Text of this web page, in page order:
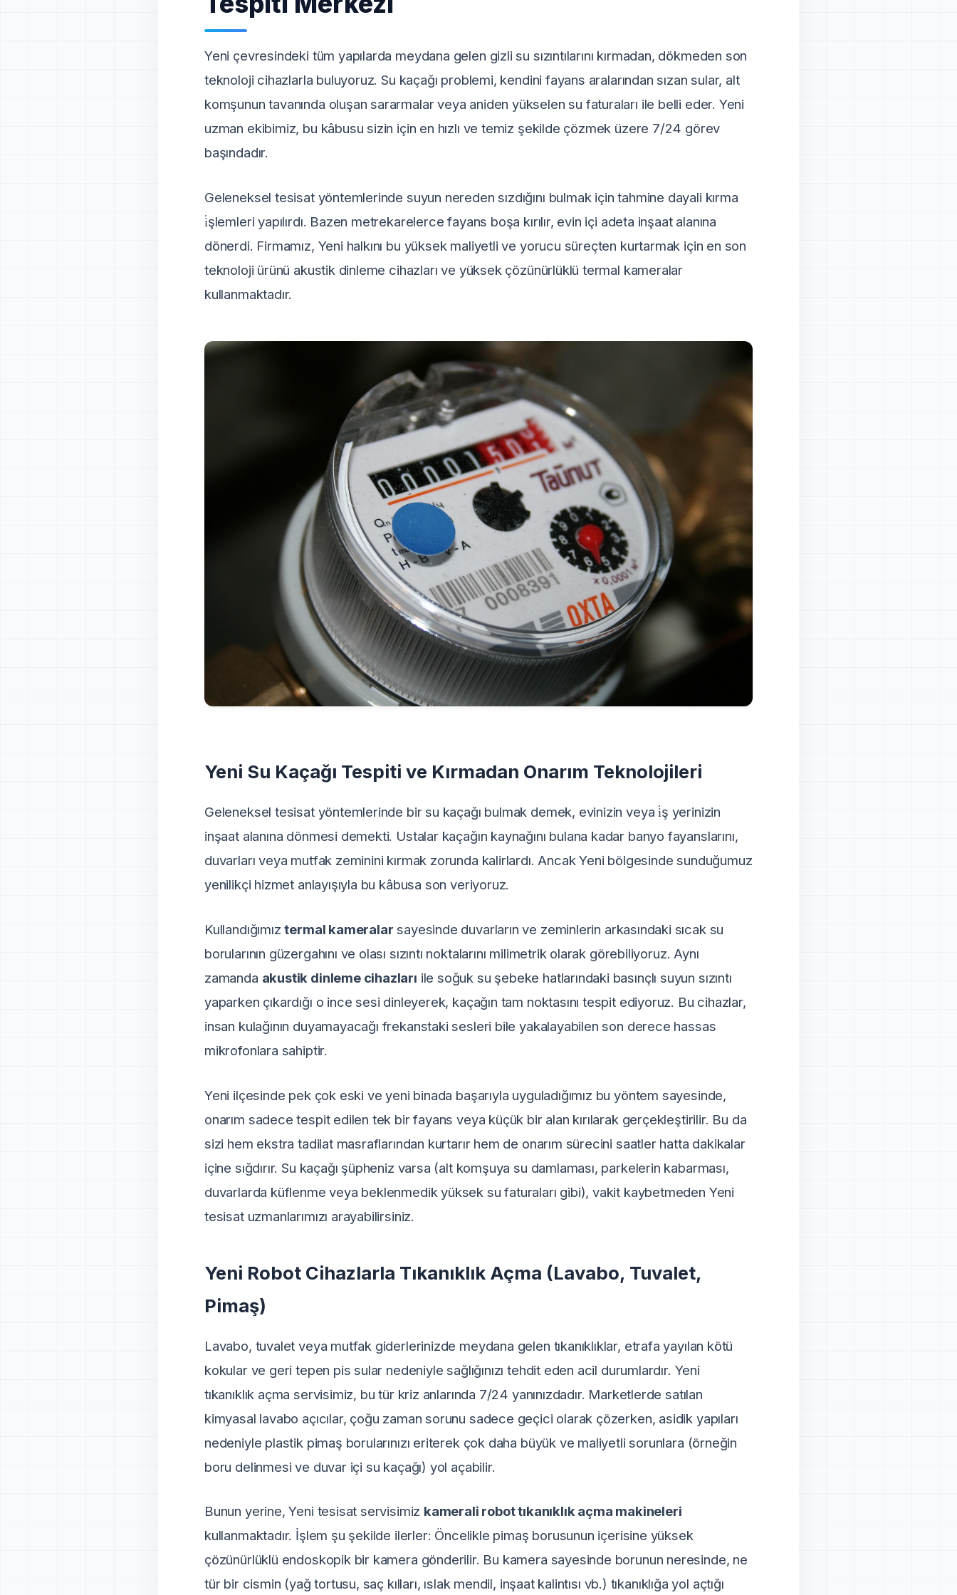
Yeni çevresindeki tüm yapılarda meydana gelen gizli su sızıntılarını kırmadan, dökmeden son
teknoloji cihazlarla buluyoruz. Su kaçağı problemi, kendini fayans aralarından sızan sular, alt
komşunun tavanında oluşan sararmalar veya aniden yükselen su faturaları ile belli eder. Yeni
uzman ekibimiz, bu kâbusu sizin için en hızlı ve temiz şekilde çözmek üzere 7/24 görev
başındadır.
Geleneksel tesisat yöntemlerinde suyun nereden sızdığını bulmak için tahmine dayali kırma
i̇şlemleri yapılırdı. Bazen metrekarelerce fayans boşa kırılır, evin içi adeta inşaat alanına
dönerdi. Firmamız, Yeni halkını bu yüksek maliyetli ve yorucu süreçten kurtarmak için en son
teknoloji ürünü akustik dinleme cihazları ve yüksek çözünürlüklü termal kameralar
kullanmaktadır.
Yeni Su Kaçağı Tespiti ve Kırmadan Onarım Teknolojileri
Geleneksel tesisat yöntemlerinde bir su kaçağı bulmak demek, evinizin veya i̇ş yerinizin
inşaat alanına dönmesi demekti. Ustalar kaçağın kaynağını bulana kadar banyo fayanslarını,
duvarları veya mutfak zeminini kırmak zorunda kalirlardı. Ancak Yeni bölgesinde sunduğumuz
yenilikçi hizmet anlayışıyla bu kâbusa son veriyoruz.
Kullandığımıztermal kameralar sayesinde duvarların ve zeminlerin arkasındaki sıcak su
borularının güzergahını ve olası sızıntı noktalarını milimetrik olarak görebiliyoruz. Aynı
zamanda akustik dinleme cihazları ile soğuk su şebeke hatlarındaki basınçlı suyun sızıntı
yaparken çıkardığı o ince sesi dinleyerek, kaçağın tam noktasını tespit ediyoruz. Bu cihazlar,
insan kulağının duyamayacağı frekanstaki sesleri bile yakalayabilen son derece hassas
mikrofonlara sahiptir.
Yeni ilçesinde pek çok eski ve yeni binada başarıyla uyguladığımız bu yöntem sayesinde,
onarım sadece tespit edilen tek bir fayans veya küçük bir alan kırılarak gerçekleştirilir. Bu da
sizi hem ekstra tadilat masraflarından kurtarır hem de onarım sürecini saatler hatta dakikalar
içine sığdırır. Su kaçağı şüpheniz varsa (alt komşuya su damlaması, parkelerin kabarması,
duvarlarda küflenme veya beklenmedik yüksek su faturaları gibi), vakit kaybetmeden Yeni
tesisat uzmanlarımızı arayabilirsiniz.
Yeni Robot Cihazlarla Tıkanıklık Açma (Lavabo, Tuvalet,
Pimaş)
Lavabo, tuvalet veya mutfak giderlerinizde meydana gelen tıkanıklıklar, etrafa yayılan kötü
kokular ve geri tepen pis sular nedeniyle sağlığınızı tehdit eden acil durumlardır. Yeni
tıkanıklık açma servisimiz, bu tür kriz anlarında 7/24 yanınızdadır. Marketlerde satılan
kimyasal lavabo açıcılar, çoğu zaman sorunu sadece geçici olarak çözerken, asidik yapıları
nedeniyle plastik pimaş borularınızı eriterek çok daha büyük ve maliyetli sorunlara (örneğin
boru delinmesi ve duvar içi su kaçağı) yol açabilir.
Bunun yerine, Yeni tesisat servisimiz kamerali robot tıkanıklık açma makineleri
kullanmaktadır. İşlem şu şekilde ilerler: Öncelikle pimaş borusunun içerisine yüksek
çözünürlüklü endoskopik bir kamera gönderilir. Bu kamera sayesinde borunun neresinde, ne
tür bir cismin (yağ tortusu, saç kılları, ıslak mendil, inşaat kalintısı vb.) tıkanıklığa yol açtığı